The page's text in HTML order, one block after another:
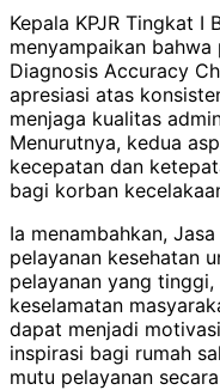
Kepala KPJR Tingkat I
menyampaikan bahwa
Diagnosis Accuracy
apresiasi atas
menjaga kualitas
Menurutnya, kedua
kecepatan dan
bagi korban
Ia menambahkan,
pelayanan kesehatan
pelayanan yang
keselamatan
dapat menjadi
inspirasi bagi rumah
mutu pelayanan